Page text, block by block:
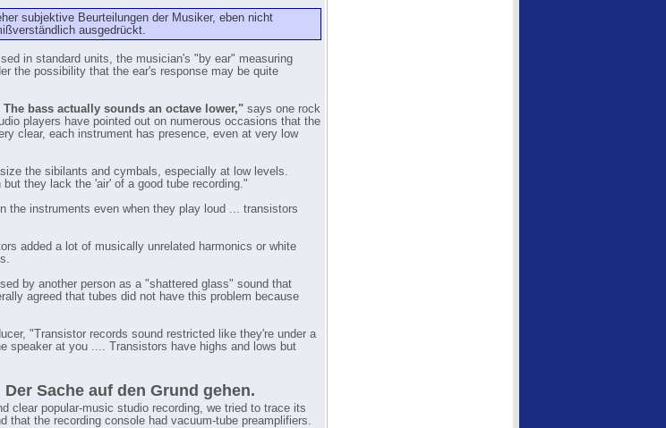
subjektive Beurteilungen der Musiker, eben nicht
ausgedrückt.
in standard units, the musician's "by ear" measuring
the possibility that the ear's response may be quite
bass actually sounds an octave lower," says one rock
players have pointed out on numerous occasions that the
clear, each instrument has presence, even at very low
the sibilants and cymbals, especially at low levels.
they lack the 'air' of a good tube recording."
the instruments even when they play loud ... transistors
added a lot of musically unrelated harmonics or white
by another person as a "shattered glass" sound that
agreed that tubes did not have this problem because
"Transistor records sound restricted like they're under a
speaker at you .... Transistors have highs and lows but
Sache auf den Grund gehen.
clear popular-music studio recording, we tried to trace its
that the recording console had vacuum-tube preamplifiers.